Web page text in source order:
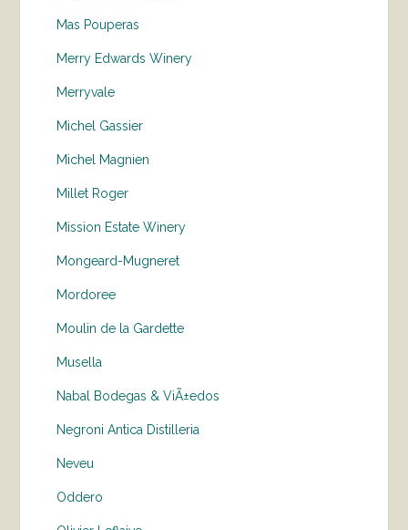
Mas Pouperas
Merry Edwards Winery
Merryvale
Michel Gassier
Michel Magnien
Millet Roger
Mission Estate Winery
Mongeard-Mugneret
Mordoree
Moulin de la Gardette
Musella
Nabal Bodegas & ViÃ±edos
Negroni Antica Distilleria
Neveu
Oddero